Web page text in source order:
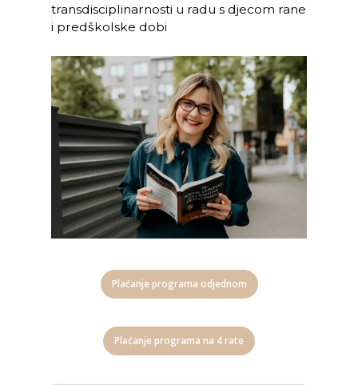
transdisciplinarnosti u radu s djecom rane
i predškolske dobi
Plaćanje programa odjednom
Plaćanje programa na 4 rate